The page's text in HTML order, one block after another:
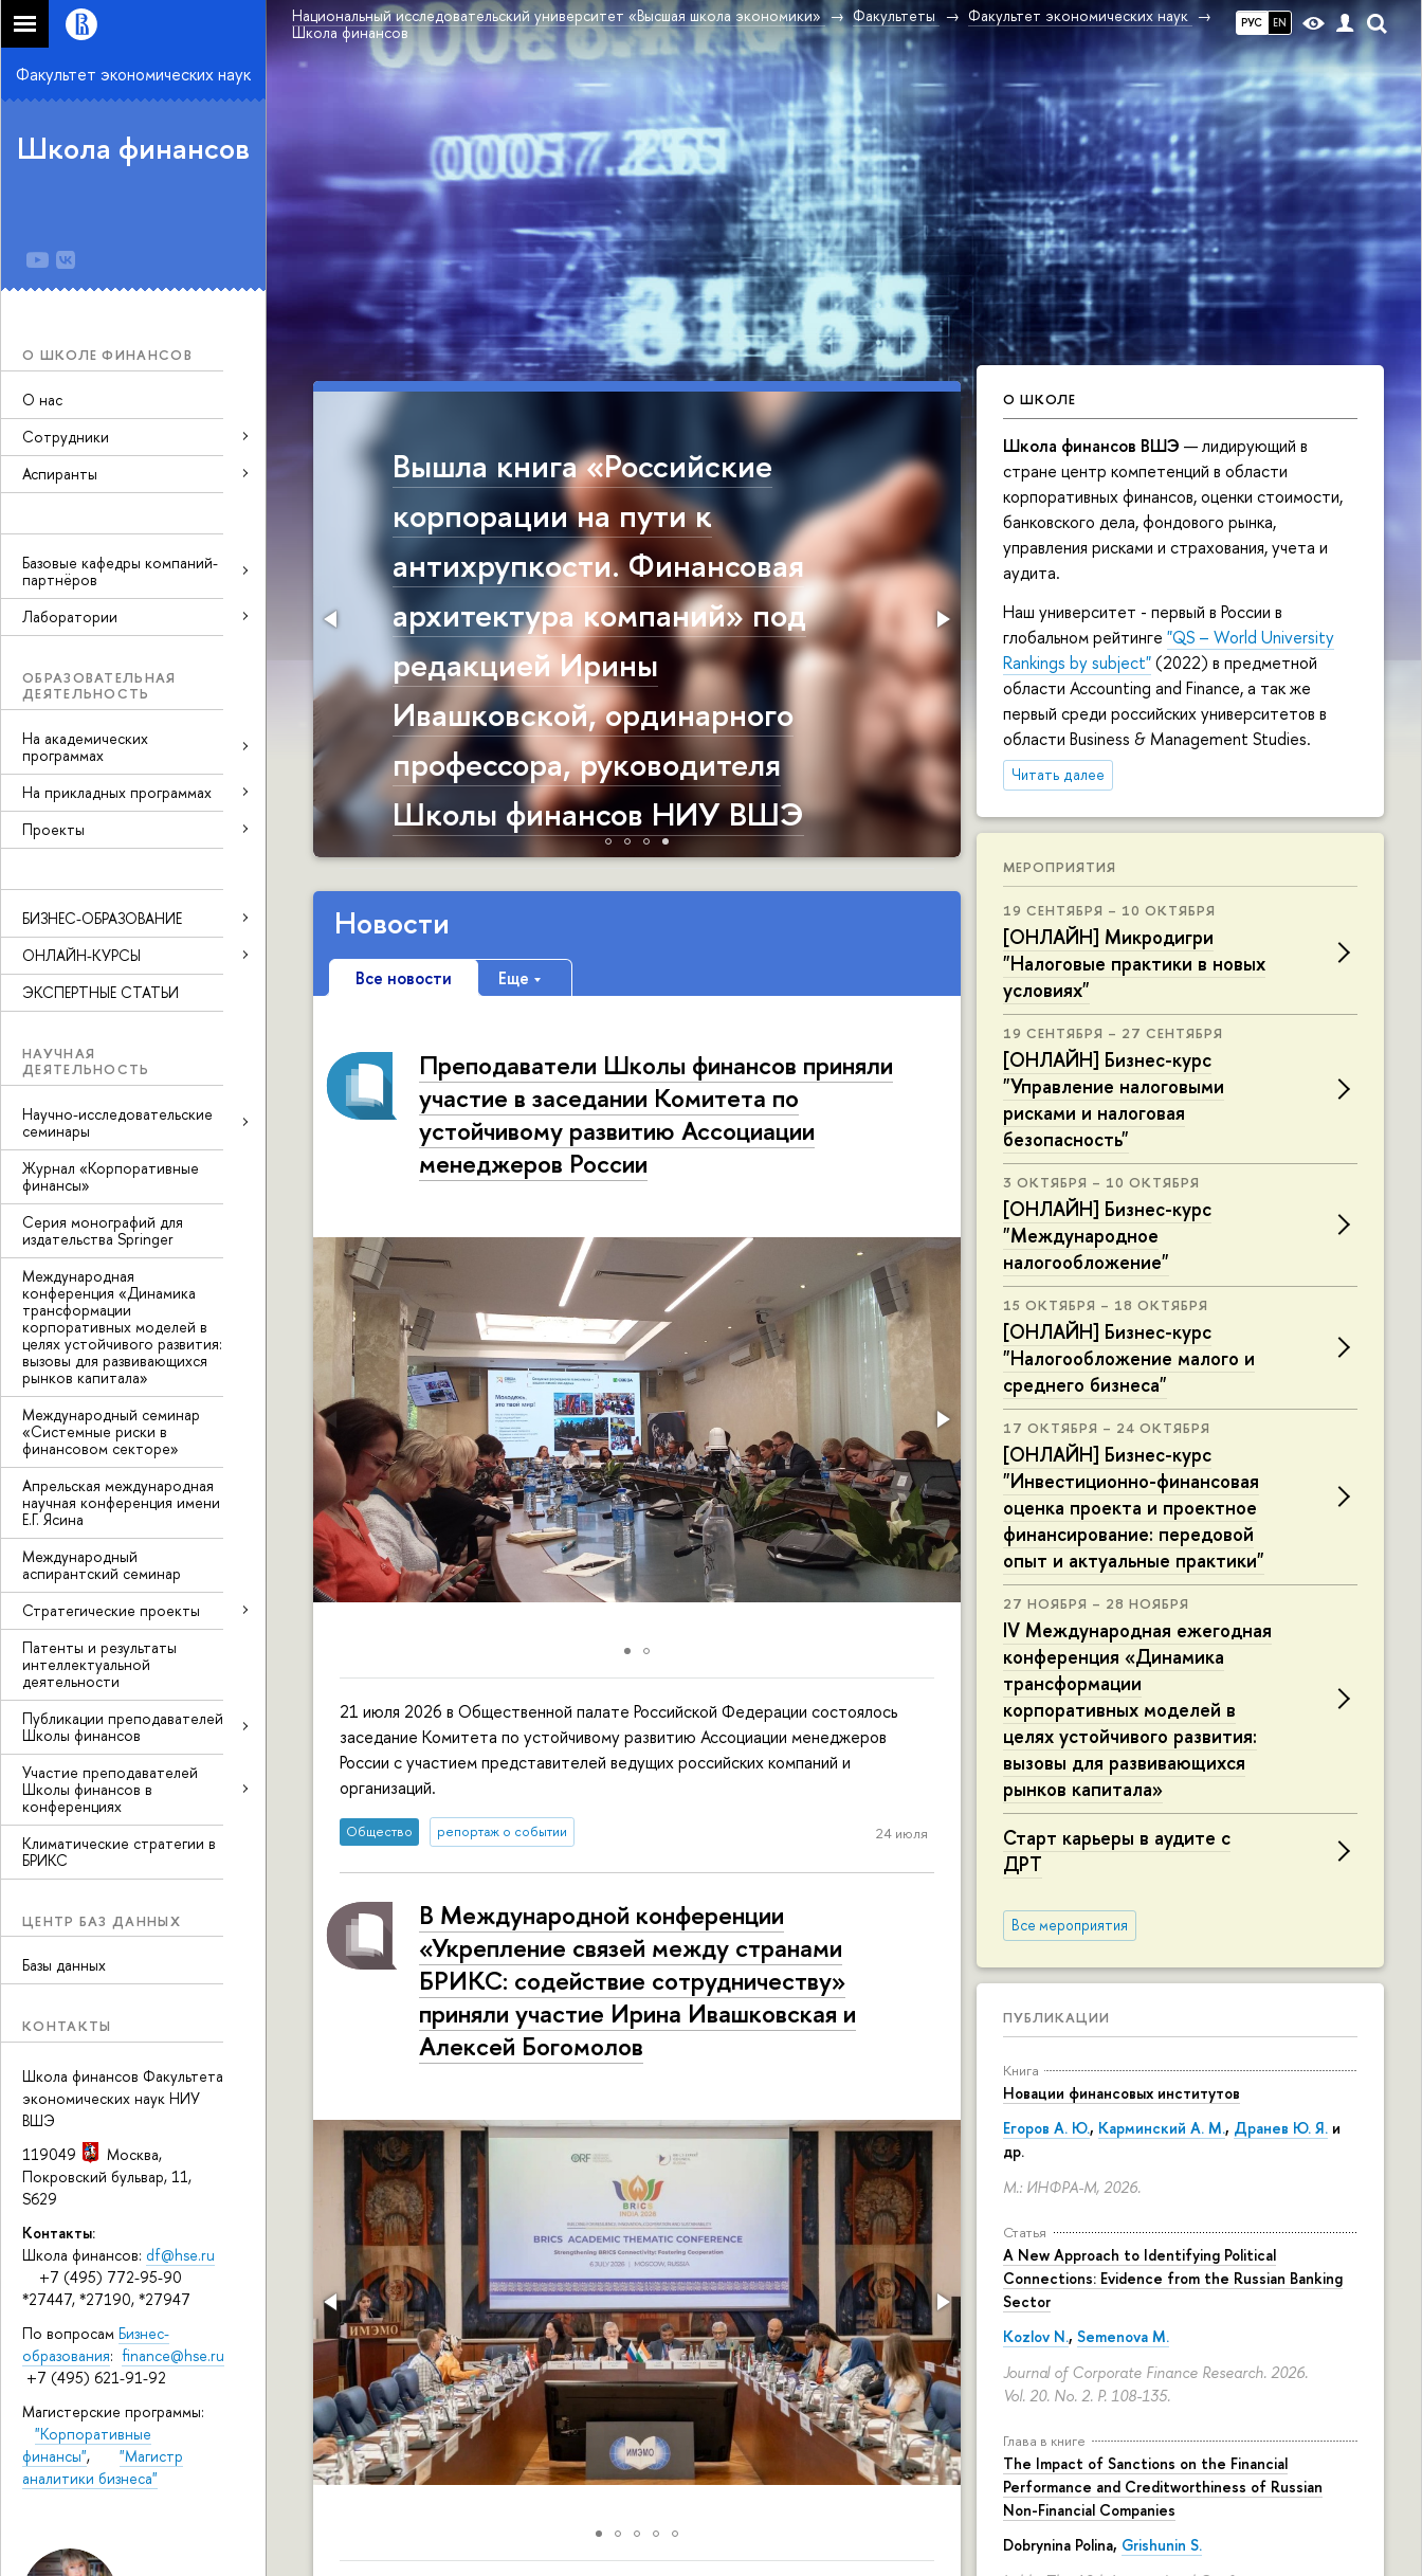
РУС EN
Национальный исследовательский университет «Высшая школа экономики» Факультеты
Факультет экономических наук
Школа финансов
Факультет экономических наук
Школа финансов
О ШКОЛЕ ФИНАНСОВ
О нас
Сотрудники
Аспиранты
Базовые кафедры компаний-
партнёров
Лаборатории
ОБРАЗОВАТЕЛЬНАЯ
ДЕЯТЕЛЬНОСТЬ
На академических
программах
На прикладных программах
Проекты
БИЗНЕС-ОБРАЗОВАНИЕ
ОНЛАЙН-КУРСЫ
ЭКСПЕРТНЫЕ СТАТЬИ
НАУЧНАЯ
ДЕЯТЕЛЬНОСТЬ
Научно-исследовательские
семинары
Журнал «Корпоративные
финансы»
Серия монографий для
издательства Springer
Международная
конференция «Динамика
трансформации
корпоративных моделей в
целях устойчивого развития:
вызовы для развивающихся
рынков капитала»
Международный семинар
«Системные риски в
финансовом секторе»
Апрельская международная
научная конференция имени
Е.Г. Ясина
Международный
аспирантский семинар
Стратегические проекты
Патенты и результаты
интеллектуальной
деятельности
Публикации преподавателей
Школы финансов
Участие преподавателей
Школы финансов в
конференциях
Климатические стратегии в
БРИКС
ЦЕНТР БАЗ ДАННЫХ
Базы данных
КОНТАКТЫ
Школа финансов Факультета
экономических наук НИУ
ВШЭ
119049
Москва,
Покровский бульвар, 11,
S629
Контакты:
Школа финансов: df@hse.ru
+7 (495) 772-95-90
*27447, *27190, *27947
По вопросам Бизнес-
образования: finance@hse.ru
+7 (495) 621-91-92
Магистерские программы:
"Корпоративные
финансы", "Магистр
аналитики бизнеса"
О ШКОЛЕ
Школа финансов ВШЭ — лидирующий в
стране центр компетенций в области
корпоративных финансов, оценки стоимости,
банковского дела, фондового рынка,
управления рисками и страхования, учета и
аудита.
Наш университет - первый в России в
глобальном рейтинге "QS – World University
Rankings by subject"(2022) в предметной
области Accounting and Finance, а так же
первый среди российских университетов в
области Business & Management Studies.
Читать далее
МЕРОПРИЯТИЯ
19 СЕНТЯБРЯ – 10 ОКТЯБРЯ
[ОНЛАЙН] Микродигри
"Налоговые практики в новых
условиях"
19 СЕНТЯБРЯ – 27 СЕНТЯБРЯ
[ОНЛАЙН] Бизнес-курс
"Управление налоговыми
рисками и налоговая
безопасность"
3 ОКТЯБРЯ – 10 ОКТЯБРЯ
[ОНЛАЙН] Бизнес-курс
"Международное
налогообложение"
15 ОКТЯБРЯ – 18 ОКТЯБРЯ
[ОНЛАЙН] Бизнес-курс
"Налогообложение малого и
среднего бизнеса"
17 ОКТЯБРЯ – 24 ОКТЯБРЯ
[ОНЛАЙН] Бизнес-курс
"Инвестиционно-финансовая
оценка проекта и проектное
финансирование: передовой
опыт и актуальные практики"
27 НОЯБРЯ – 28 НОЯБРЯ
IV Международная ежегодная
конференция «Динамика
трансформации
корпоративных моделей в
целях устойчивого развития:
вызовы для развивающихся
рынков капитала»
Старт карьеры в аудите с
ДРТ
Все мероприятия
ПУБЛИКАЦИИ
Книга
Новации финансовых институтов
Егоров А. Ю., Карминский А. М., Дранев Ю. Я. и
др.
М.: ИНФРА-М, 2026.
Статья
A New Approach to Identifying Political
Connections: Evidence from the Russian Banking
Sector
Kozlov N., Semenova M.
Journal of Corporate Finance Research. 2026.
Vol. 20. No. 2. P. 108-135.
Глава в книге
The Impact of Sanctions on the Financial
Performance and Creditworthiness of Russian
Non-Financial Companies
Dobrynina Polina, Grishunin S.
-
из
Вышла книга «Российские
корпорации на пути к
антихрупкости. Финансовая
архитектура компаний» под
редакцией Ирины
Ивашковской, ординарного
профессора, руководителя
Школы финансов НИУ ВШЭ
Международная
конференция «Динамика
трансформации
корпоративных моделей
целях устойчивого
развития: вызовы для
развивающихся рынков
капитала»
27-28 ноября 2026 года
Новости
Все новости Еще
Преподаватели Школы финансов приняли
участие в заседании Комитета по
устойчивому развитию Ассоциации
менеджеров России
21 июля 2026 в Общественной палате Российской Федерации состоялось
заседание Комитета по устойчивому развитию Ассоциации менеджеров
России с участием представителей ведущих российских компаний и
организаций.
Общество репортаж о событии 24 июля
В Международной конференции
«Укрепление связей между странами
БРИКС: содействие сотрудничеству»
приняли участие Ирина Ивашковская и
Алексей Богомолов